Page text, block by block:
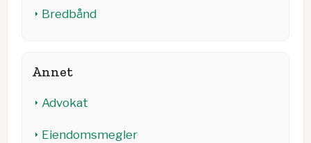
Bredbånd
Annet
Advokat
Eiendomsmegler